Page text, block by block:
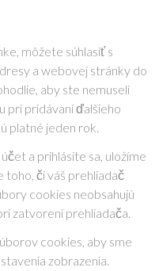
môžete súhlasiť s
a webovej stránky do
aby ste nemuseli
pri pridávaní ďalšieho
platné jeden rok.
a prihlásite sa, uložíme
toho, či váš prehliadač
cookies neobsahujú
zatvorení prehliadača.
cookies, aby sme
zobrazenia.